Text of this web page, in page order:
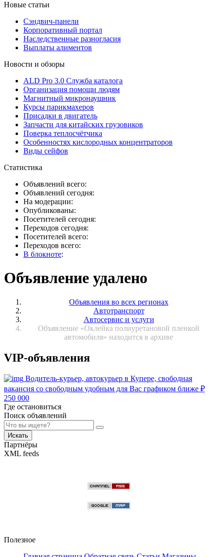
Новые статьи
Сэндвич-панели
Корпоративный портал
Наследственные разногласия
Выплаты алиментов
Новости и обзоры
ALD Pro 3.0 Служба каталога
Организация помощи людям
Магнитный микронаушник
Курсы парикмахеров
Присадки в двигатель
Запчасти для китайских грузовиков
Поверка теплосчётчика
Особенностях кислородных концентраторов
Виды сейфов
Статистика
Объявлений всего:
Объявлений сегодня:
На модерации:
Опубликованы:
Посетителей сегодня:
Переходов сегодня:
Посетителей всего:
Переходов всего:
В блокноте:
Объявление удалено
Объявления во всех регионах
Автотранспорт
Автосервис и услуги
Объявление «Оклейка полиуретановой пленкой
автомобиля» находится в архиве
VIP-объявления
Водитель-курьер, автокурьер в Купере, свободная
вакансия со свободным удобным для Вас графиком ближе ₽
250 000
Где остановиться
Поиск объявлений
Искать
Партнёры
XML feeds
Полезное